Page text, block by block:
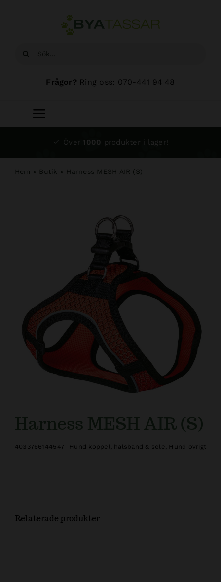
Sök
Frågor? Ring oss: 070-441 94 48
Toggle
Navigation
Över 1000 produkter i lager!
Hem » Butik » Harness MESH AIR (S)
Harness MESH AIR (S)
4033766144547 Hund koppel, halsband & sele, Hund övrigt
Relaterade produkter